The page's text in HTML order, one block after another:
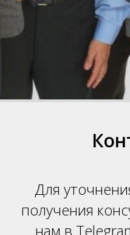
Для
получения
нам в